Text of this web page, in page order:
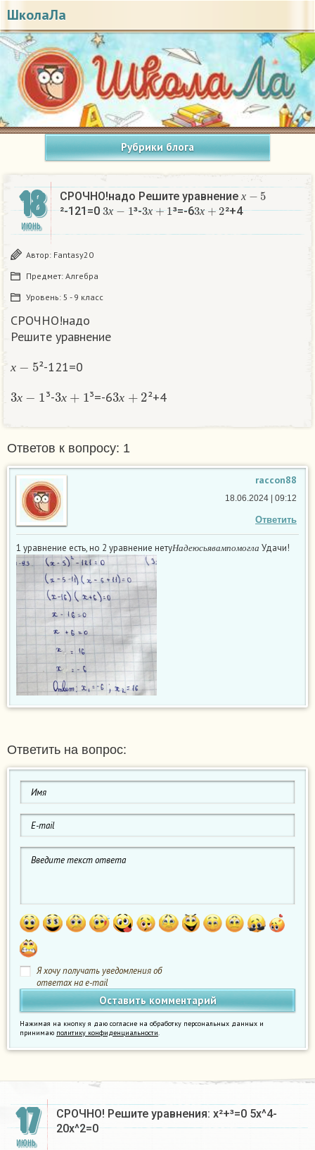
ШколаЛа
Рубрики блога
18
ИЮНЬ
СРОЧНО!надо Решите уравнение х
х−5
²-121=0
х
3 1 ³- х
3 + ³=-6 х
3 + ²+4
Автор: Fantasy20
Предмет: Алгебра
Уровень: 5 - 9 класс
СРОЧНО!надо
Решите уравнение
х ²-121=0
х
3 ³- х
3 ³=-6 х
3 ²+4
Ответов к вопросу: 1
raccon88
Ответить
18.06.2024 | 09:12
1 уравнение есть, но 2 уравнение нетуНа д ла
Удачи!
Ответить на вопрос:
Я хочу получать уведомления об
ответах на e-mail
Нажимая на кнопку я даю согласие на обработку персональных данных и
принимаю политику конфиденциальности.
17
ИЮНЬ
СРОЧНО! Решите уравнения: x²+³=0 5x^4-
20x^2=0